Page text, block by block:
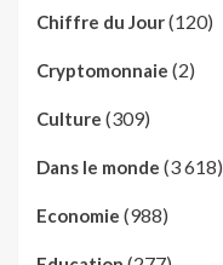
Chiffre du Jour(120)
Cryptomonnaie (2)
Culture (309)
Dans le monde (3 618)
Economie (988)